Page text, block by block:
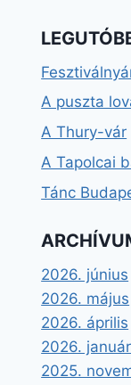
A puszta
A Thury-vár
A Tapolcai
Tánc
2026. június
2026. május
2026. április
2026. január
2025.